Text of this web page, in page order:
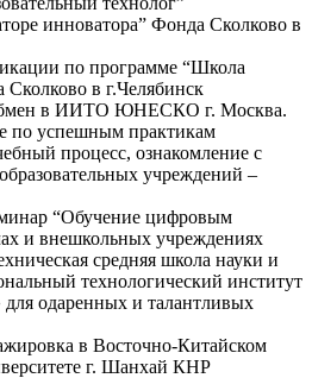
инноватора” Фонда Сколково в
по программе “Школа
Сколково в г.Челябинск
в ИИТО ЮНЕСКО г. Москва.
по успешным практикам
процесс, ознакомление с
учреждений –
“Обучение цифровым
и внешкольных учреждениях
средняя школа науки и
технологический институт
одаренных и талантливых
в Восточно-Китайском
г. Шанхай КНР